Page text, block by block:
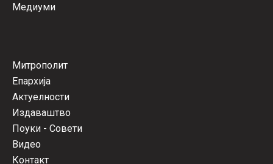
Медиуми
Митрополит
Епархија
Актуелности
Издаваштво
Поуки - Совети
Видео
Контакт